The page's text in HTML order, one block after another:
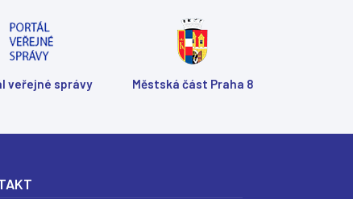
veřejné správy Městská část Praha 8